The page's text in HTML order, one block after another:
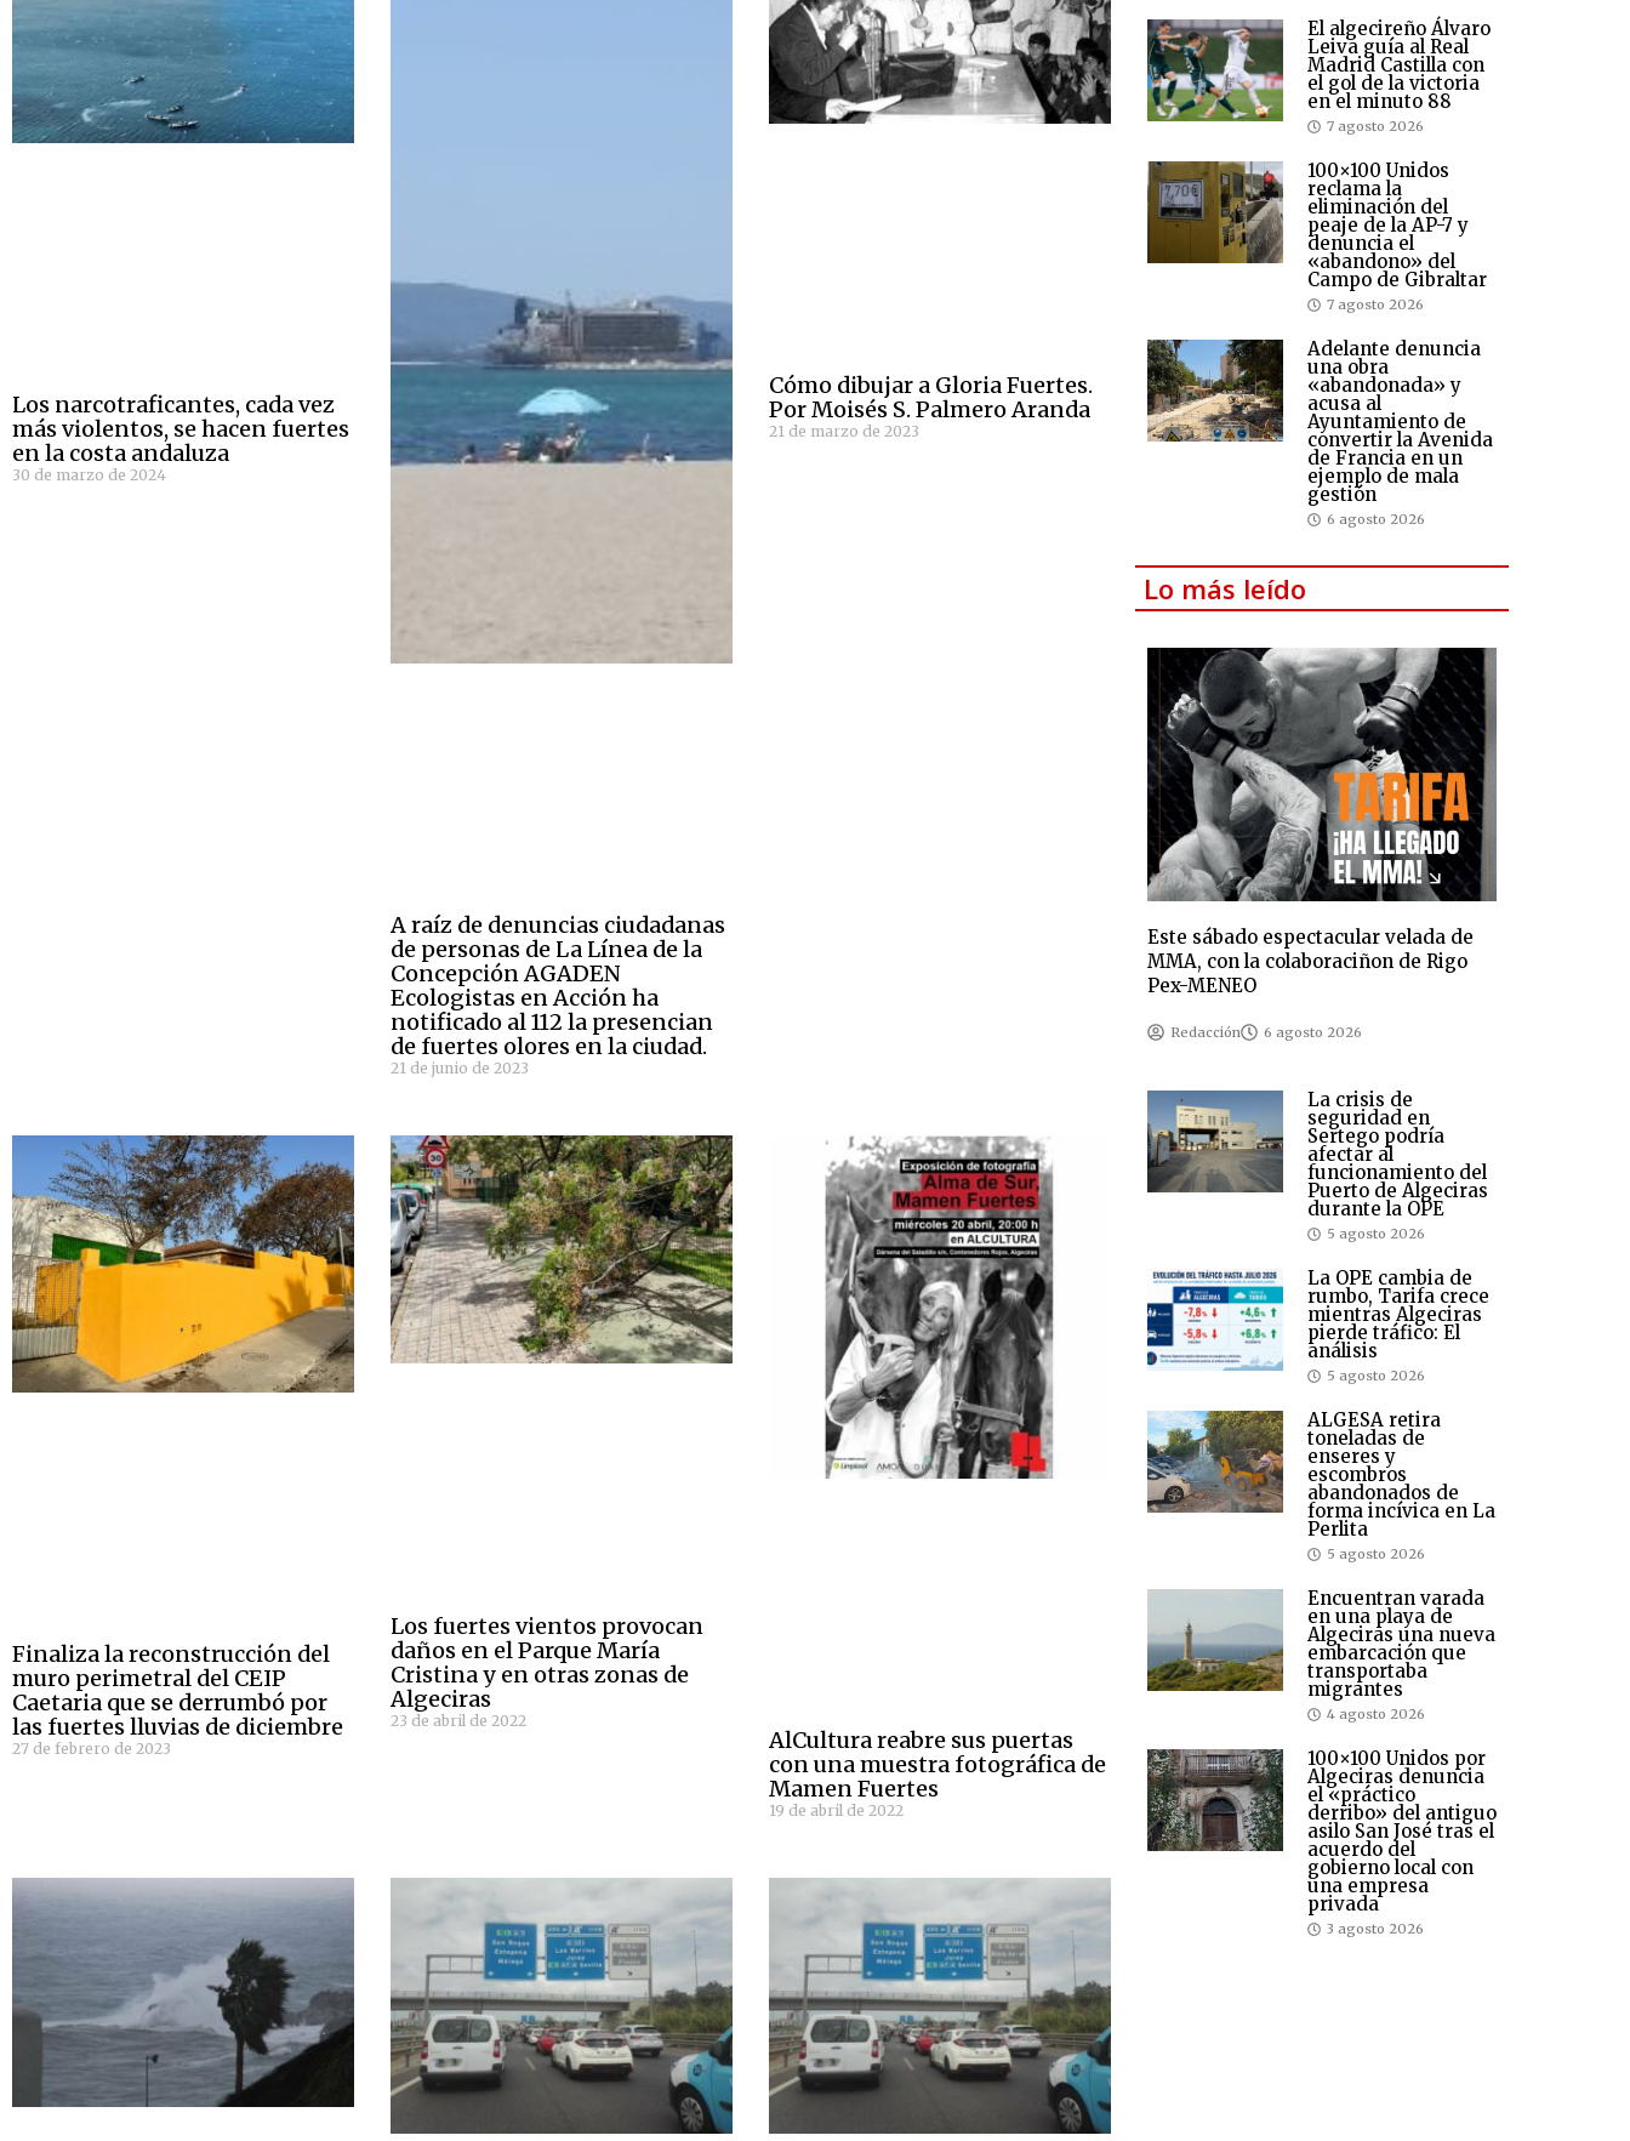
Los narcotraficantes, cada vez
más violentos, se hacen fuertes
en la costa andaluza
30 de marzo de 2024
A raíz de denuncias ciudadanas
de personas de La Línea de la
Concepción AGADEN
Ecologistas en Acción ha
notificado al 112 la presencian
de fuertes olores en la ciudad.
21 de junio de 2023
Cómo dibujar a Gloria Fuertes.
Por Moisés S. Palmero Aranda
21 de marzo de 2023
Finaliza la reconstrucción del
muro perimetral del CEIP
Caetaria que se derrumbó por
las fuertes lluvias de diciembre
27 de febrero de 2023
Los fuertes vientos provocan
daños en el Parque María
Cristina y en otras zonas de
Algeciras
23 de abril de 2022
AlCultura reabre sus puertas
con una muestra fotográfica de
Mamen Fuertes
19 de abril de 2022
El algecireño Álvaro
Leiva guía al Real
Madrid Castilla con
el gol de la victoria
en el minuto 88
7 agosto 2026
100×100 Unidos
reclama la
eliminación del
peaje de la AP-7 y
denuncia el
«abandono» del
Campo de Gibraltar
7 agosto 2026
Adelante denuncia
una obra
«abandonada» y
acusa al
Ayuntamiento de
convertir la Avenida
de Francia en un
ejemplo de mala
gestión
6 agosto 2026
Lo más leído
Este sábado espectacular velada de
MMA, con la colaboraciñon de Rigo
Pex-MENEO
Redacción 6 agosto 2026
La crisis de
seguridad en
Sertego podría
afectar al
funcionamiento del
Puerto de Algeciras
durante la OPE
5 agosto 2026
La OPE cambia de
rumbo, Tarifa crece
mientras Algeciras
pierde tráfico: El
análisis
5 agosto 2026
ALGESA retira
toneladas de
enseres y
escombros
abandonados de
forma incívica en La
Perlita
5 agosto 2026
Encuentran varada
en una playa de
Algeciras una nueva
embarcación que
transportaba
migrantes
4 agosto 2026
100×100 Unidos por
Algeciras denuncia
el «práctico
derribo» del antiguo
asilo San José tras el
acuerdo del
gobierno local con
una empresa
privada
3 agosto 2026